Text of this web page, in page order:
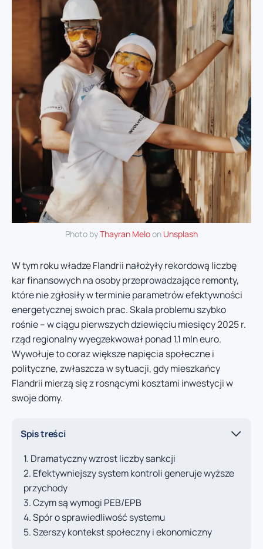
Photo byThayran Meloon Unsplash
W tym roku władze Flandrii nałożyły rekordową liczbę
kar finansowych na osoby przeprowadzające remonty,
które nie zgłosiły w terminie parametrów efektywności
energetycznej swoich prac. Skala problemu szybko
rośnie – w ciągu pierwszych dziewięciu miesięcy 2025 r.
rząd regionalny wyegzekwował ponad 1,1 mln euro.
Wywołuje to coraz większe napięcia społeczne i
polityczne, zwłaszcza w sytuacji, gdy mieszkańcy
Flandrii mierzą się z rosnącymi kosztami inwestycji w
swoje domy.
Spis treści
Dramatyczny wzrost liczby sankcji
Efektywniejszy system kontroli generuje wyższe
przychody
Czym są wymogi PEB/EPB
Spór o sprawiedliwość systemu
Szerszy kontekst społeczny i ekonomiczny